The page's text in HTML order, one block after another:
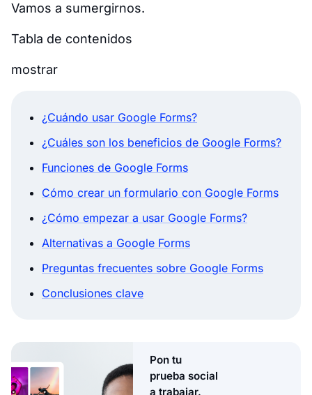
Vamos a sumergirnos.
Tabla de contenidos
mostrar
¿Cuándo usar Google Forms?
¿Cuáles son los beneficios de Google Forms?
Funciones de Google Forms
Cómo crear un formulario con Google Forms
¿Cómo empezar a usar Google Forms?
Alternativas a Google Forms
Preguntas frecuentes sobre Google Forms
Conclusiones clave
Pon tu
prueba social
a trabajar.